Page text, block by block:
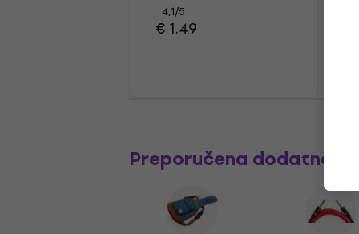
4,1/5
€ 1.49
Preporučena dodatna